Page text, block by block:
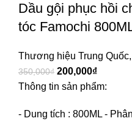
Dầu gội phục hồi
tóc Famochi
Thương hiệu Trung Quốc,
350,000₫ 200,000₫
Thông tin sản phẩm:
- Dung tích : 800ML -